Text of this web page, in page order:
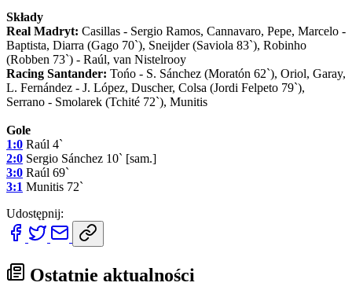
Składy
Real Madryt: Casillas - Sergio Ramos, Cannavaro, Pepe, Marcelo -
Baptista, Diarra (Gago 70`), Sneijder (Saviola 83`), Robinho
(Robben 73`) - Raúl, van Nistelrooy
Racing Santander: Tońo - S. Sánchez (Moratón 62`), Oriol, Garay,
L. Fernández - J. López, Duscher, Colsa (Jordi Felpeto 79`),
Serrano - Smolarek (Tchité 72`), Munitis
Gole
1:0 Raúl 4`
2:0 Sergio Sánchez 10` [sam.]
3:0 Raúl 69`
3:1 Munitis 72`
Udostępnij:
Ostatnie aktualności